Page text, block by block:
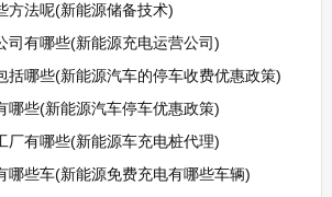
方法呢(新能源储备技术)
司有哪些(新能源充电运营公司)
括哪些(新能源汽车的停车收费优惠政策)
哪些(新能源汽车停车优惠政策)
厂有哪些(新能源车充电桩代理)
哪些车(新能源免费充电有哪些车辆)